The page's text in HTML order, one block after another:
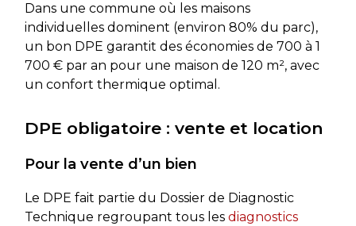
Dans une commune où les maisons
individuelles dominent (environ 80% du parc),
un bon DPE garantit des économies de 700 à 1
700 € par an pour une maison de 120 m², avec
un confort thermique optimal.
DPE obligatoire : vente et location
Pour la vente d’un bien
Le DPE fait partie du Dossier de Diagnostic
Technique regroupant tous les diagnostics